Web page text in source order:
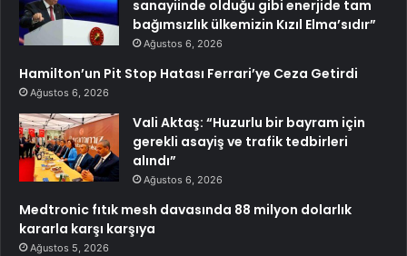
sanayiinde olduğu gibi enerjide tam
bağımsızlık ülkemizin Kızıl Elma’sıdır”
Ağustos 6, 2026
Hamilton’un Pit Stop Hatası Ferrari’ye Ceza Getirdi
Ağustos 6, 2026
Vali Aktaş: “Huzurlu bir bayram için
gerekli asayiş ve trafik tedbirleri
alındı”
Ağustos 6, 2026
Medtronic fıtık mesh davasında 88 milyon dolarlık
kararla karşı karşıya
Ağustos 5, 2026